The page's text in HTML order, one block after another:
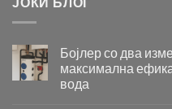
Бојлер со два
максимална
вода